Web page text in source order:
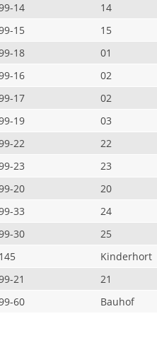
14 14
15 15
18 01
16 02
17 02
19 03
22 22
23 23
20 20
33 24
30 25
Kinderhort
21 21
60 Bauhof